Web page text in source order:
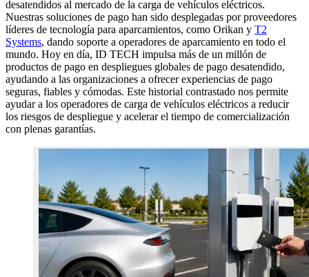
desatendidos al mercado de la carga de vehículos eléctricos.
Nuestras soluciones de pago han sido desplegadas por proveedores
líderes de tecnología para aparcamientos, como Orikan y T2
Systems, dando soporte a operadores de aparcamiento en todo el
mundo. Hoy en día, ID TECH impulsa más de un millón de
productos de pago en despliegues globales de pago desatendido,
ayudando a las organizaciones a ofrecer experiencias de pago
seguras, fiables y cómodas. Este historial contrastado nos permite
ayudar a los operadores de carga de vehículos eléctricos a reducir
los riesgos de despliegue y acelerar el tiempo de comercialización
con plenas garantías.